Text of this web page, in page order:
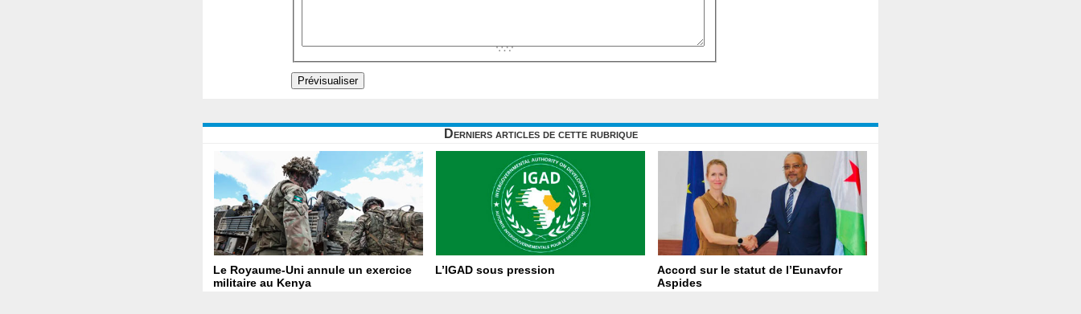
Derniers articles de cette rubrique
Le Royaume-Uni annule un exercice
militaire au Kenya
L’IGAD sous pression
Accord sur le statut de l’Eunavfor
Aspides